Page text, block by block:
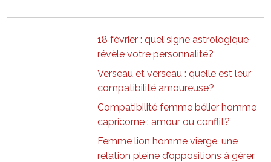
18 février : quel signe astrologique
révèle votre personnalité?
Verseau et verseau : quelle est leur
compatibilité amoureuse?
Compatibilité femme bélier homme
capricorne : amour ou conflit?
Femme lion homme vierge, une
relation pleine d’oppositions à gérer